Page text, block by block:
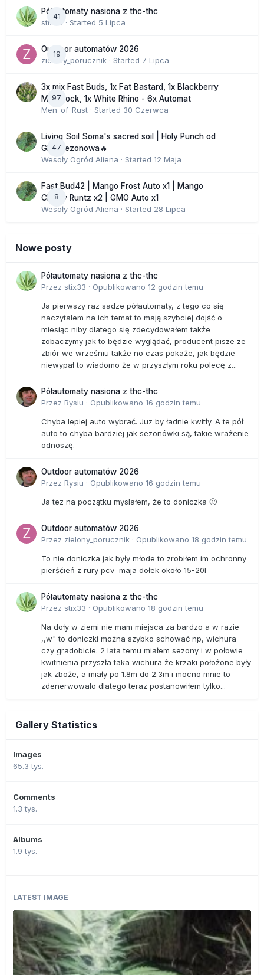
41
Półautomaty nasiona z thc-thc
stix33 · Started 5 Lipca
19
Outdoor automatów 2026
zielony_porucznik · Started 7 Lipca
97
3x mix Fast Buds, 1x Fat Bastard, 1x Blackberry
Moonrock, 1x White Rhino - 6x Automat
Men_of_Rust · Started 30 Czerwca
47
Living Soil Soma's sacred soil | Holy Punch od
GHS sezonowa🔥
Wesoły Ogród Aliena · Started 12 Maja
8
Fast Bud42 | Mango Frost Auto x1 | Mango
Cherry Runtz x2 | GMO Auto x1
Wesoły Ogród Aliena · Started 28 Lipca
Nowe posty
Półautomaty nasiona z thc-thc
Przez stix33 · Opublikowano 12 godzin temu
Ja pierwszy raz sadze półautomaty, z tego co się
naczytalem na ich temat to mają szybciej dojść o
miesiąc niby dlatego się zdecydowałem także
zobaczymy jak to będzie wyglądać, producent pisze ze
zbiór we wrześniu także no czas pokaże, jak będzie
niewypał to wiadomo że w przyszłym roku polecę z...
Półautomaty nasiona z thc-thc
Przez Rysiu · Opublikowano 16 godzin temu
Chyba lepiej auto wybrać. Juz by ładnie kwitły. A te pół
auto to chyba bardziej jak sezonówki są, takie wrażenie
odnoszę.
Outdoor automatów 2026
Przez Rysiu · Opublikowano 16 godzin temu
Ja tez na początku myslałem, że to doniczka 🙂
Outdoor automatów 2026
Przez zielony_porucznik · Opublikowano 18 godzin temu
To nie doniczka jak były młode to zrobiłem im ochronny
pierśćień z rury pcv maja dołek około 15-20l
Półautomaty nasiona z thc-thc
Przez stix33 · Opublikowano 18 godzin temu
Na doły w ziemi nie mam miejsca za bardzo a w razie
,,w" to doniczki można szybko schować np, wichura
czy gradobicie. 2 lata temu miałem sezony i w połowie
kwitnienia przyszła taka wichura że krzaki położone były
jak zboże, a miały po 1.8m do 2.3m i mocno mnie to
zdenerwowało dlatego teraz postanowiłem tylko...
Gallery Statistics
Images
65.3 tys.
Comments
1.3 tys.
Albums
1.9 tys.
LATEST IMAGE